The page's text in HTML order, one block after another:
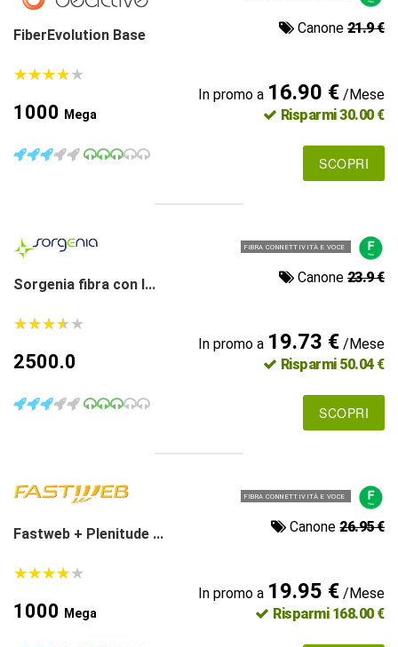
FiberEvolution Base Canone 21.9 €
★★★★★
★★★★★
1000 Mega
In promo a 16.90 €/Mese
Risparmi 30.00 €
SCOPRI
FIBRA CONNETTIVITÀ E VOCE
Sorgenia fibra con l... Canone 23.9 €
★★★★★
★★★★★
2500.0
In promo a 19.73 €/Mese
Risparmi 50.04 €
SCOPRI
FIBRA CONNETTIVITÀ E VOCE
Fastweb + Plenitude ... Canone26.95 €
★★★★★
★★★★★
1000 Mega
In promo a 19.95 €/Mese
Risparmi 168.00 €